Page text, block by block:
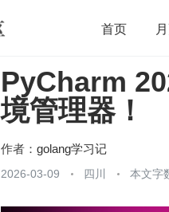
首页
开源 架构
团队管理 程序员
PyCharm
境管理器！
作者： golang学习记
2026-03-09 四川 本文字